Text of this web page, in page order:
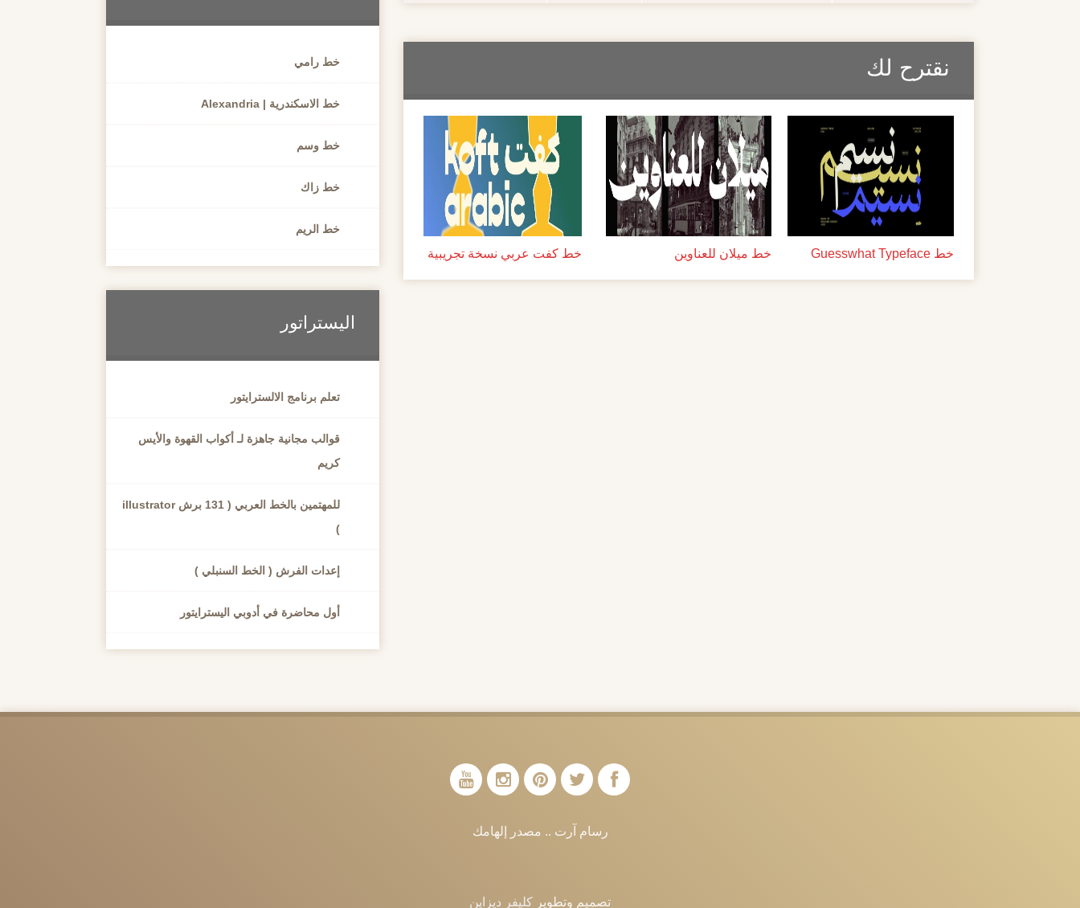
نقترح لك
خط Guesswhat Typeface خط ميلان للعناوين خط كفت عربي نسخة تجريبية
خط رامي
خط الاسكندرية | Alexandria
خط وسم
خط زاك
خط الريم
اليستراتور
تعلم برنامج الالسترايتور
قوالب مجانية جاهزة لـ أكواب القهوة والأيس
كريم
للمهتمين بالخط العربي ( 131 برش illustrator
)
إعدات الفرش ( الخط السنبلي )
أول محاضرة في أدوبي اليسترايتور
رسام آرت .. مصدر إلهامك
تصميم وتطوير كليفر ديزاين